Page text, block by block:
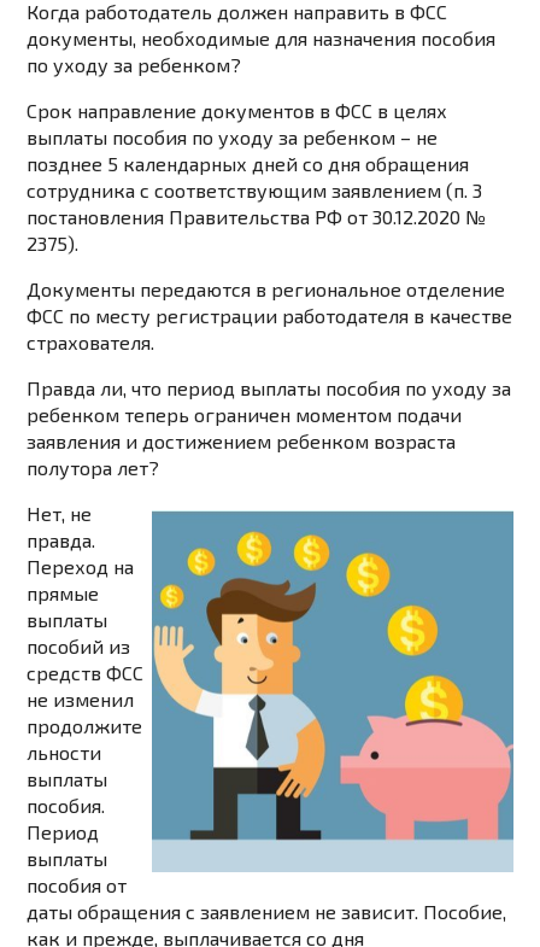
Когда работодатель должен направить в ФСС
документы, необходимые для назначения пособия
по уходу за ребенком?
Срок направление документов в ФСС в целях
выплаты пособия по уходу за ребенком – не
позднее 5 календарных дней со дня обращения
сотрудника с соответствующим заявлением (п. 3
постановления Правительства РФ от 30.12.2020 №
2375).
Документы передаются в региональное отделение
ФСС по месту регистрации работодателя в качестве
страхователя.
Правда ли, что период выплаты пособия по уходу за
ребенком теперь ограничен моментом подачи
заявления и достижением ребенком возраста
полутора лет?
Нет, не
правда.
Переход на
прямые
выплаты
пособий из
средств ФСС
не изменил
продолжите
льности
выплаты
пособия.
Период
выплаты
пособия от
даты обращения с заявлением не зависит. Пособие,
как и прежде, выплачивается со дня